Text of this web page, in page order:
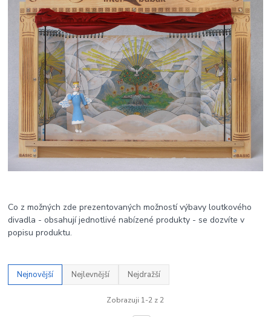
Co z možných zde prezentovaných možností výbavy loutkového
divadla - obsahují jednotlivé nabízené produkty - se dozvíte v
popisu produktu.
Nejnovější Nejlevnější Nejdražší
Zobrazuji 1-2 z 2